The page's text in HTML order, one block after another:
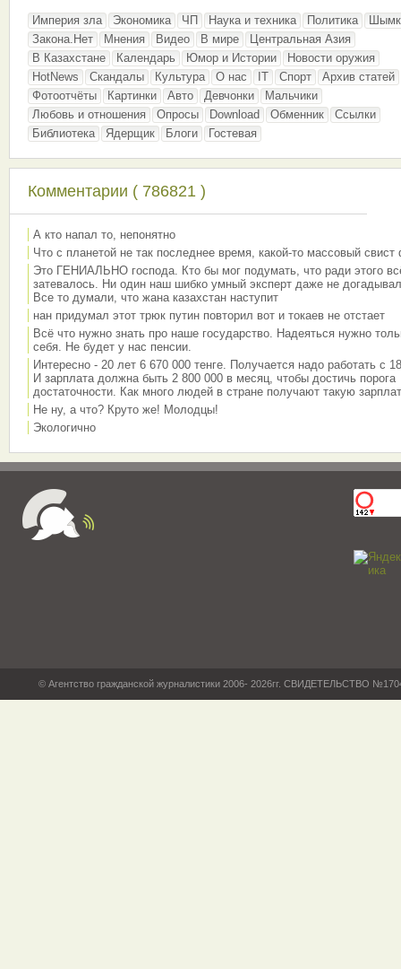
Империя зла Экономика ЧП Наука и техника Политика
Закона.Нет
Мнения Видео В мире
Центральная Азия
В Казахстане
Календарь Юмор и Истории
Новости оружия
HotNews
Скандалы Культура О нас IT Спорт
Архив статей
Фотоотчёты
Картинки Авто Девчонки
Мальчики
Любовь и отношения
Опросы Download Обменник
Ссылки
Библиотека
Ядерщик Блоги Гостевая
Комментарии ( 786821 )
А кто напал то, непонятно
Что с планетой не так последнее время, какой-то массовый свист
Это ГЕНИАЛЬНО господа. Кто бы мог подумать, что ради этого
затевалось. Ни один наш шибко умный эксперт даже не
Все то думали, что жана казахстан наступит
нан придумал этот трюк путин повторил вот и токаев не отстает
Всё что нужно знать про наше государство. Надеяться нужно
себя. Не будет у нас пенсии.
Интересно - 20 лет 6 670 000 тенге. Получается надо работать с
И зарплата должна быть 2 800 000 в месяц, чтобы достичь порога
достаточности. Как много людей в стране получают такую
Не ну, а что? Круто же! Молодцы!
Экологично
© Агентство гражданской журналистики 2006- 2026гг. СВИДЕТЕЛЬСТВО